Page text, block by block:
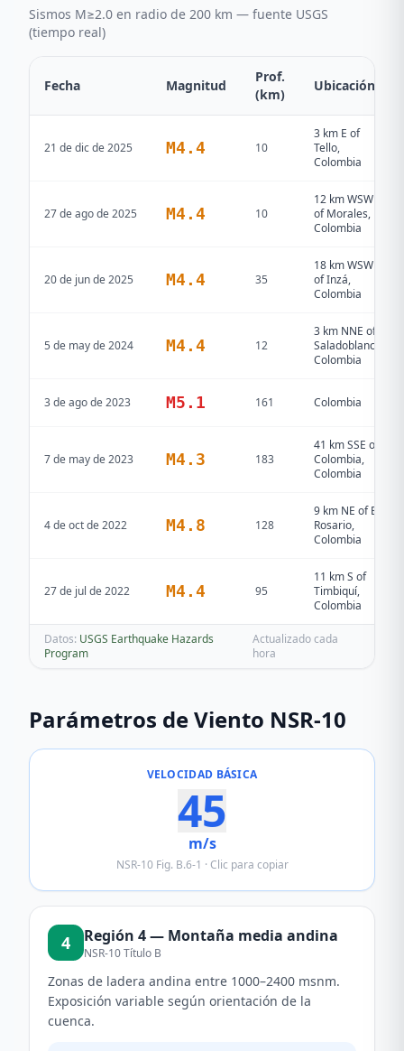
Sismos M≥2.0 en radio de 200 km — fuente USGS
(tiempo real)
Fecha Magnitud
Prof.
(km)
Ubicación
21 de dic de 2025 M4.4 10
3 km E of
Tello,
Colombia
27 de ago de 2025 M4.4 10
12 km WSW
of Morales,
Colombia
20 de jun de 2025 M4.4 35
18 km WSW
of Inzá,
Colombia
5 de may de 2024 M4.4 12
3 km NNE of
Saladoblanco,
Colombia
3 de ago de 2023 M5.1 161 Colombia
7 de may de 2023 M4.3 183
41 km SSE of
Colombia,
Colombia
4 de oct de 2022 M4.8 128
9 km NE of El
Rosario,
Colombia
27 de jul de 2022 M4.4 95
11 km S of
Timbiquí,
Colombia
Datos: USGS Earthquake Hazards
Program
Actualizado cada
hora
Parámetros de Viento NSR-10
VELOCIDAD BÁSICA
45
m/s
NSR-10 Fig. B.6-1 · Clic para copiar
4 Región 4— Montaña media andina
NSR-10 Título B
Zonas de ladera andina entre 1000–2400 msnm.
Exposición variable según orientación de la
cuenca.